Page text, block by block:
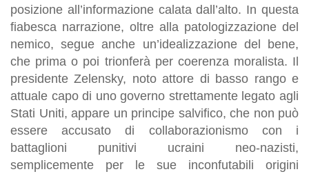
posizione all’informazione calata dall’alto. In questa
fiabesca narrazione, oltre alla patologizzazione del
nemico, segue anche un’idealizzazione del bene,
che prima o poi trionferà per coerenza moralista. Il
presidente Zelensky, noto attore di basso rango e
attuale capo di uno governo strettamente legato agli
Stati Uniti, appare un principe salvifico, che non può
essere accusato di collaborazionismo con i
battaglioni punitivi ucraini neo-nazisti,
semplicemente per le sue inconfutabili origini